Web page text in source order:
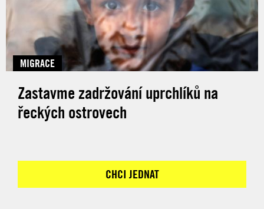
MIGRACE
Zastavme zadržování uprchlíků na
řeckých ostrovech
CHCI JEDNAT